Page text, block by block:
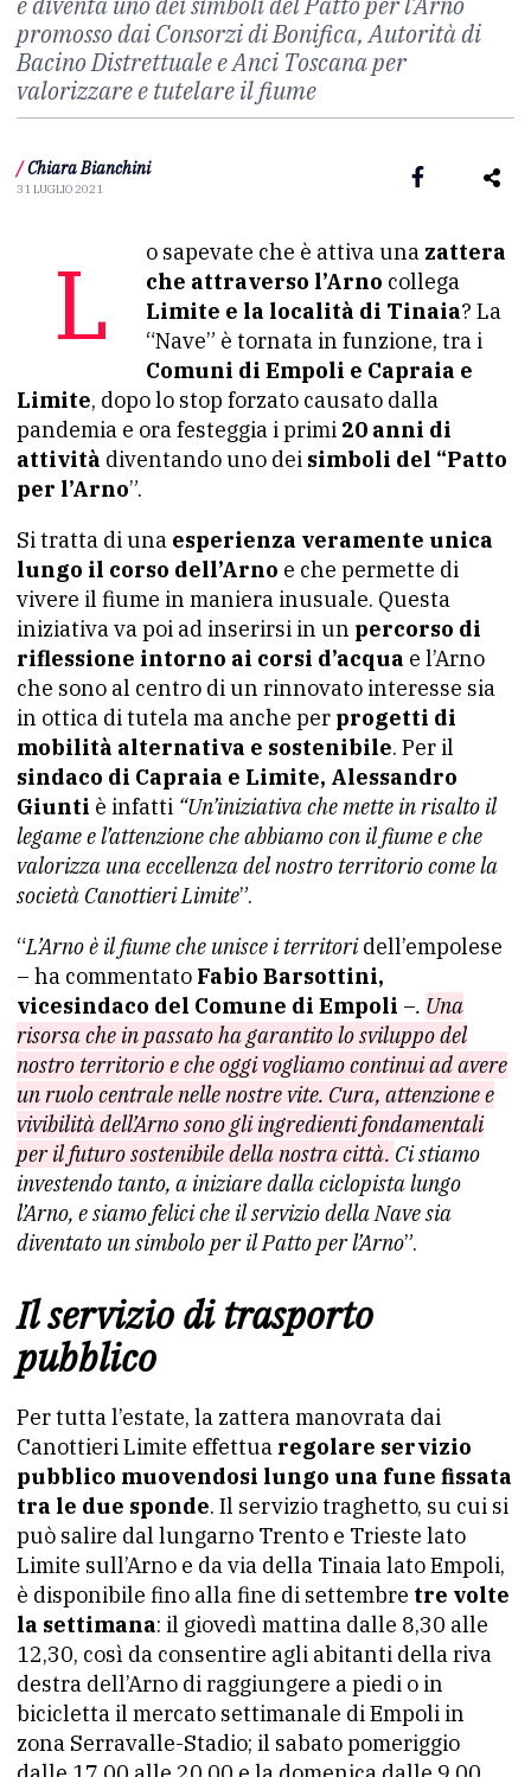
promosso dai Consorzi di Bonifica, Autorità di
Bacino Distrettuale e Anci Toscana per
valorizzare e tutelare il fiume
/ Chiara Bianchini
31 LUGLIO 2021
Lo sapevate che è attiva una zattera
che attraverso l’Arno collega
Limite e la località di Tinaia? La
“Nave” è tornata in funzione, tra i
Comuni di Empoli e Capraia e
Limite, dopo lo stop forzato causato dalla
pandemia e ora festeggia i primi 20 anni di
attività diventando uno dei simboli del “Patto
per l’Arno”.
Si tratta di una esperienza veramente unica
lungo il corso dell’Arno e che permette di
vivere il fiume in maniera inusuale. Questa
iniziativa va poi ad inserirsi in un percorso di
riflessione intorno ai corsi d’acqua e l’Arno
che sono al centro di un rinnovato interesse sia
in ottica di tutela ma anche per progetti di
mobilità alternativa e sostenibile. Per il
sindaco di Capraia e Limite, Alessandro
Giunti è infatti “Un’iniziativa che mette in risalto il
legame e l’attenzione che abbiamo con il fiume e che
valorizza una eccellenza del nostro territorio come la
società Canottieri Limite”.
“L’Arno è il fiume che unisce i territoridell’empolese
– ha commentato Fabio Barsottini,
vicesindaco del Comune di Empoli –. Una
risorsa che in passato ha garantito lo sviluppo del
nostro territorio e che oggi vogliamo continui ad avere
un ruolo centrale nelle nostre vite. Cura, attenzione e
vivibilità dell’Arno sono gli ingredienti fondamentali
per il futuro sostenibile della nostra città. Ci stiamo
investendo tanto, a iniziare dalla ciclopista lungo
l’Arno, e siamo felici che il servizio della Nave sia
diventato un simbolo per il Patto per l’Arno”.
Il servizio di trasporto
pubblico
Per tutta l’estate, la zattera manovrata dai
Canottieri Limite effettua regolare servizio
pubblico muovendosi lungo una fune fissata
tra le due sponde. Il servizio traghetto, su cui si
può salire dal lungarno Trento e Trieste lato
Limite sull’Arno e da via della Tinaia lato Empoli,
è disponibile fino alla fine di settembre tre volte
la settimana: il giovedì mattina dalle 8,30 alle
12,30, così da consentire agli abitanti della riva
destra dell’Arno di raggiungere a piedi o in
bicicletta il mercato settimanale di Empoli in
zona Serravalle-Stadio; il sabato pomeriggio